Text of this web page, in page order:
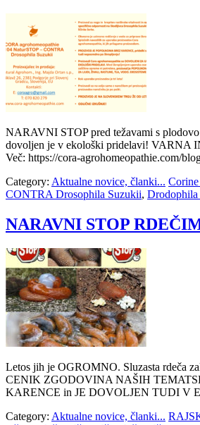
NARAVNI STOP pred težavami s
dovoljen je v ekološki pridelavi!
Več: https://cora-agrohomeopathie.com/
Category: Aktualne novice, članki...
CONTRA Drosophila Suzukii,
NARAVNI STOP
Letos jih je OGROMNO. Sluzasta
CENIK ZGODOVINA NAŠIH
KARENCE in JE DOVOLJEN TUDI V
Category: Aktualne novice, članki...